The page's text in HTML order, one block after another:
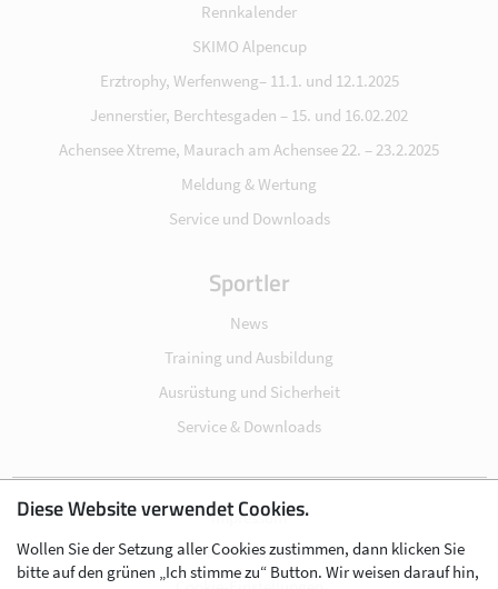
Rennkalender
SKIMO Alpencup
Erztrophy, Werfenweng– 11.1. und 12.1.2025
Jennerstier, Berchtesgaden – 15. und 16.02.202
Achensee Xtreme, Maurach am Achensee 22. – 23.2.2025
Meldung & Wertung
Service und Downloads
Sportler
News
Training und Ausbildung
Ausrüstung und Sicherheit
Service & Downloads
Impressum
Datenschutz
Diese Website verwendet Cookies.
Wollen Sie der Setzung aller Cookies zustimmen, dann klicken Sie
bitte auf den grünen „Ich stimme zu“ Button. Wir weisen darauf hin,